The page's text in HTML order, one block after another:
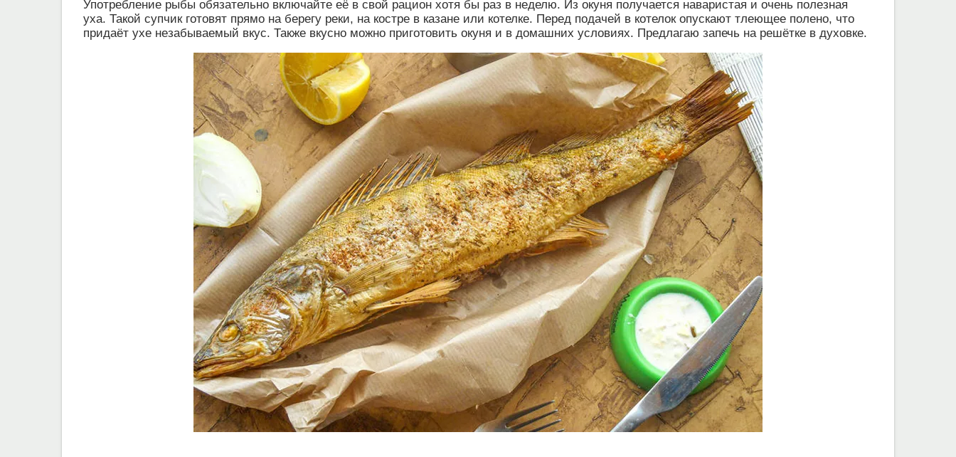
Употребление рыбы обязательно включайте её в свой рацион хотя бы раз в неделю. Из окуня получается наваристая и очень полезная
уха. Такой супчик готовят прямо на берегу реки, на костре в казане или котелке. Перед подачей в котелок опускают тлеющее полено, что
придаёт ухе незабываемый вкус. Также вкусно можно приготовить окуня и в домашних условиях. Предлагаю запечь на решётке в духовке.